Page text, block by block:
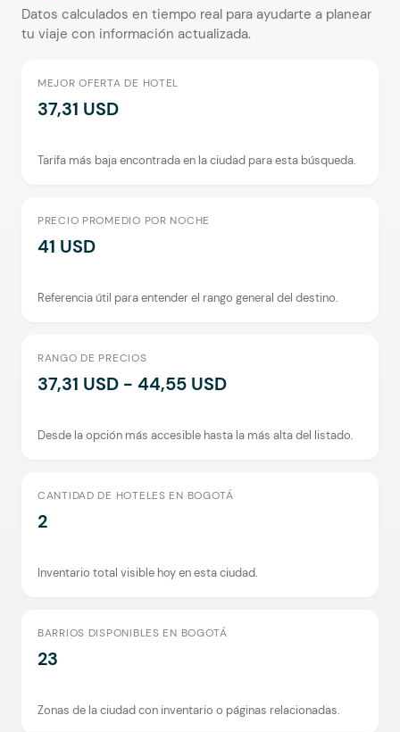
Datos calculados en tiempo real para ayudarte a planear
tu viaje con información actualizada.
MEJOR OFERTA DE HOTEL
37,31 USD
Tarifa más baja encontrada en la ciudad para esta búsqueda.
PRECIO PROMEDIO POR NOCHE
41 USD
Referencia útil para entender el rango general del destino.
RANGO DE PRECIOS
37,31 USD - 44,55 USD
Desde la opción más accesible hasta la más alta del listado.
CANTIDAD DE HOTELES EN BOGOTÁ
2
Inventario total visible hoy en esta ciudad.
BARRIOS DISPONIBLES EN BOGOTÁ
23
Zonas de la ciudad con inventario o páginas relacionadas.